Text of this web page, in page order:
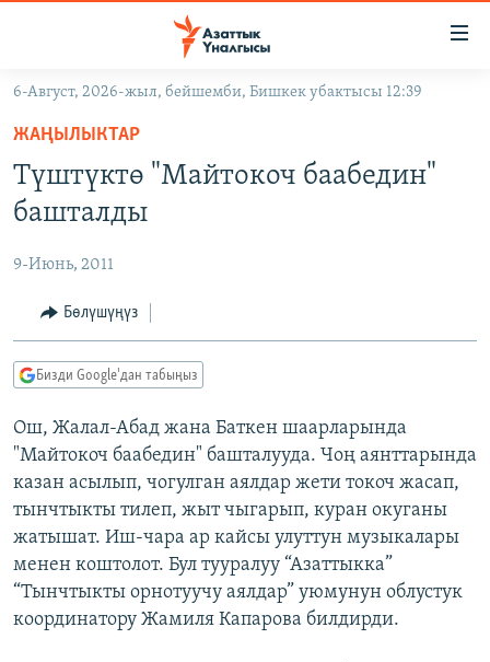
Навигацияга
өтүңүз
Издөөгө
салыңызКЫРГЫЗСТАН
ЭКОНОМИКА
МАДАНИЯТ
ДҮЙНӨ
БОРБОР АЗИЯ
АТАЙЫН ИЛИКТӨӨ
ТВ ПРОГРАММАЛАР
ЭКСПЕРТТЕР ТАЛДАЙТ
БИЗ ЖАНА ДҮЙНӨ
ЭЖЕ-СИҢДИЛЕР
ЫҢГАЙСЫЗ СУРООЛОР
ӨЗГӨЧӨ ПИКИР
Русский
ОНЛАЙН ШЕРИНЕ
6-Август, 2026-жыл, бейшемби, Бишкек убактысы 12:39
ЖАҢЫЛЫКТАР
Түштүктө "Майтокоч баабедин"
башталды
9-Июнь, 2011
Бөлүшүңүз
Бизди Google'дан табыңыз
Ош, Жалал-Абад жана Баткен шаарларында
"Майтокоч баабедин" башталууда. Чоң аянттарында
казан асылып, чогулган аялдар жети токоч жасап,
тынчтыкты тилеп, жыт чыгарып, куран окуганы
жатышат. Иш-чара ар кайсы улуттун музыкалары
менен коштолот. Бул тууралуу “Азаттыкка”
“Тынчтыкты орнотуучу аялдар” уюмунун облустук
координатору Жамиля Капарова билдирди.